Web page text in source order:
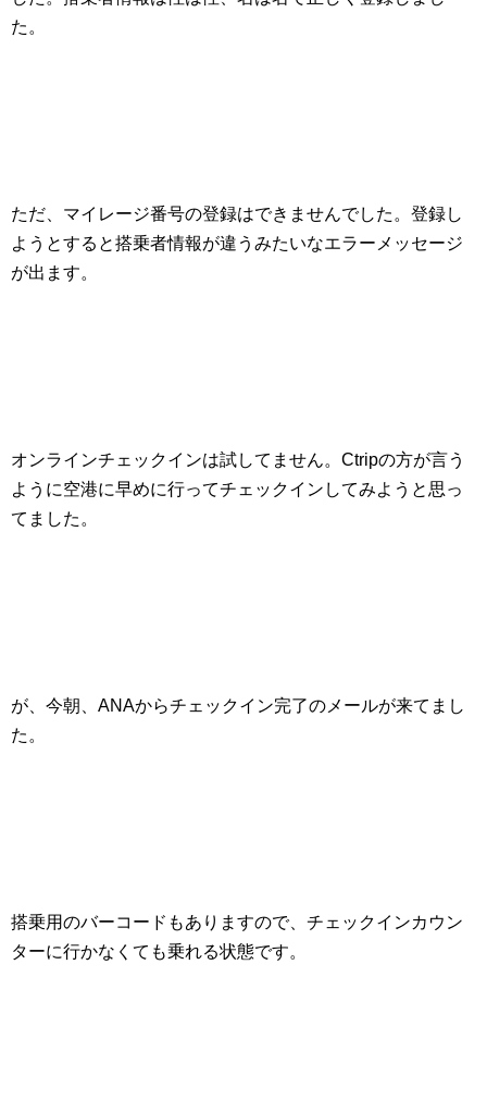
た。
ただ、マイレージ番号の登録はできませんでした。登録し
ようとすると搭乗者情報が違うみたいなエラーメッセージ
が出ます。
オンラインチェックインは試してません。Ctripの方が言う
ように空港に早めに行ってチェックインしてみようと思っ
てました。
が、今朝、ANAからチェックイン完了のメールが来てまし
た。
搭乗用のバーコードもありますので、チェックインカウン
ターに行かなくても乗れる状態です。